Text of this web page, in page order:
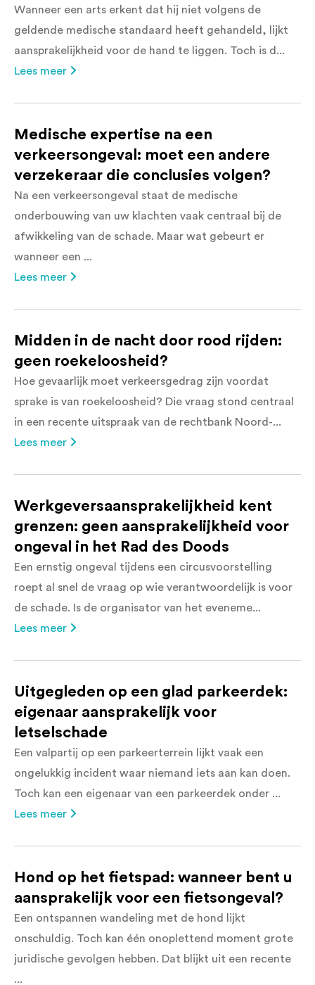
Wanneer een arts erkent dat hij niet volgens de
geldende medische standaard heeft gehandeld, lijkt
aansprakelijkheid voor de hand te liggen. Toch is d...
Lees meer
Medische expertise na een
verkeersongeval: moet een andere
verzekeraar die conclusies volgen?
Na een verkeersongeval staat de medische
onderbouwing van uw klachten vaak centraal bij de
afwikkeling van de schade. Maar wat gebeurt er
wanneer een ...
Lees meer
Midden in de nacht door rood rijden:
geen roekeloosheid?
Hoe gevaarlijk moet verkeersgedrag zijn voordat
sprake is van roekeloosheid? Die vraag stond centraal
in een recente uitspraak van de rechtbank Noord-...
Lees meer
Werkgeversaansprakelijkheid kent
grenzen: geen aansprakelijkheid voor
ongeval in het Rad des Doods
Een ernstig ongeval tijdens een circusvoorstelling
roept al snel de vraag op wie verantwoordelijk is voor
de schade. Is de organisator van het eveneme...
Lees meer
Uitgegleden op een glad parkeerdek:
eigenaar aansprakelijk voor
letselschade
Een valpartij op een parkeerterrein lijkt vaak een
ongelukkig incident waar niemand iets aan kan doen.
Toch kan een eigenaar van een parkeerdek onder ...
Lees meer
Hond op het fietspad: wanneer bent u
aansprakelijk voor een fietsongeval?
Een ontspannen wandeling met de hond lijkt
onschuldig. Toch kan één onoplettend moment grote
juridische gevolgen hebben. Dat blijkt uit een recente
...